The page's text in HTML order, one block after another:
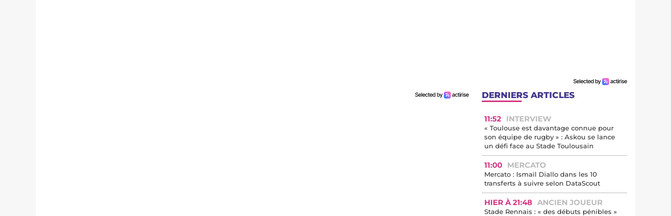
DERNIERS ARTICLES
11:52 INTERVIEW
« Toulouse est davantage connue pour
son équipe de rugby » : Askou se lance
un défi face au Stade Toulousain
11:00 MERCATO
Mercato : Ismaïl Diallo dans les 10
transferts à suivre selon DataScout
HIER À 21:48 ANCIEN JOUEUR
Stade Rennais : « des débuts pénibles »